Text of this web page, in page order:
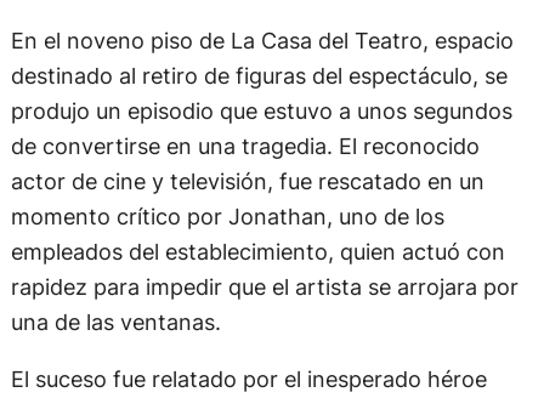
En el noveno piso de La Casa del Teatro, espacio
destinado al retiro de figuras del espectáculo, se
produjo un episodio que estuvo a unos segundos
de convertirse en una tragedia. El reconocido
actor de cine y televisión, fue rescatado en un
momento crítico por Jonathan, uno de los
empleados del establecimiento, quien actuó con
rapidez para impedir que el artista se arrojara por
una de las ventanas.
El suceso fue relatado por el inesperado héroe